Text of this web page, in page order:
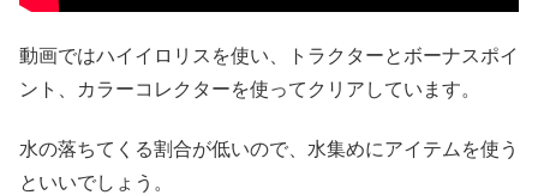
動画ではハイイロリスを使い、トラクターとボーナスポイ
ント、カラーコレクターを使ってクリアしています。
水の落ちてくる割合が低いので、水集めにアイテムを使う
といいでしょう。